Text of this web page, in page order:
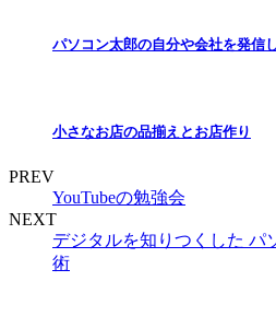
パソコン太郎の自分や会社を発信
小さなお店の品揃えとお店作り
PREV
YouTubeの勉強会
NEXT
デジタルを知りつくした パ
術